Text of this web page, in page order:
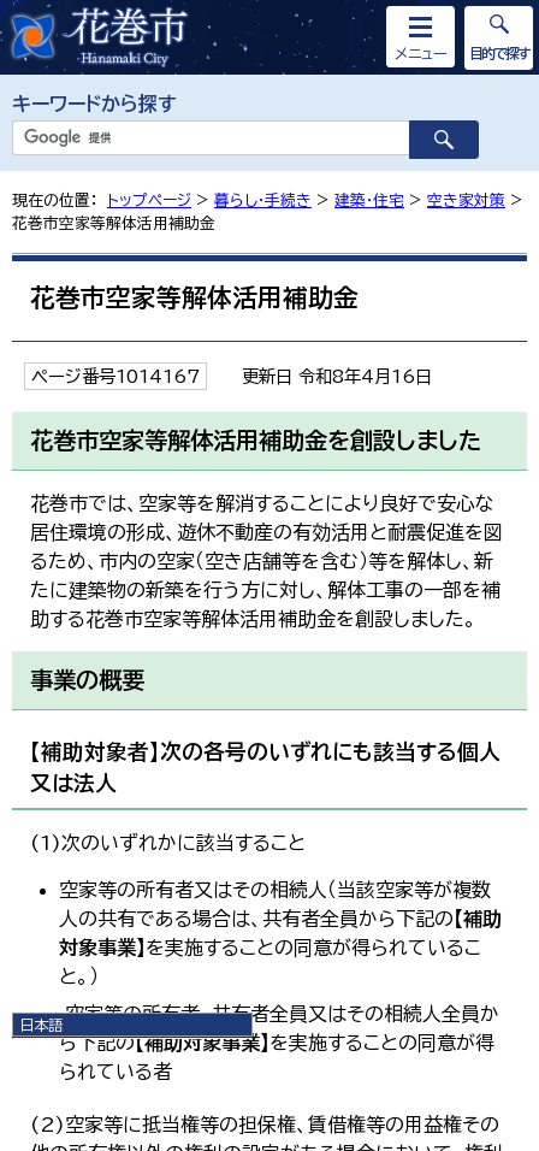
キーワードから探す
メニュー
日本語
日本語
English
简体中文
目的で探す
現在の位置： トップページ > 暮らし・手続き > 建築・住宅 > 空き家対策 >
花巻市空家等解体活用補助金
花巻市空家等解体活用補助金
ページ番号1014167 更新日 令和8年4月16日
花巻市空家等解体活用補助金を創設しました
花巻市では、空家等を解消することにより良好で安心な
居住環境の形成、遊休不動産の有効活用と耐震促進を図
るため、市内の空家（空き店舗等を含む）等を解体し、新
たに建築物の新築を行う方に対し、解体工事の一部を補
助する花巻市空家等解体活用補助金を創設しました。
事業の概要
【補助対象者】次の各号のいずれにも該当する個人
又は法人
(1)次のいずれかに該当すること
空家等の所有者又はその相続人（当該空家等が複数
人の共有である場合は、共有者全員から下記の 【補助
対象事業】 を実施することの同意が得られているこ
と。）
空家等の所有者、共有者全員又はその相続人全員か
ら下記の【補助対象事業】 を実施することの同意が得
られている者
(2)空家等に抵当権等の担保権、賃借権等の用益権その